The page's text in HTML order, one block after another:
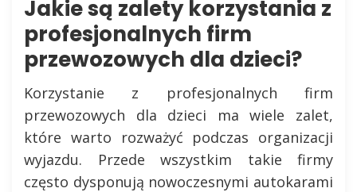
Jakie są zalety korzystania z
profesjonalnych firm
przewozowych dla dzieci?
Korzystanie z profesjonalnych firm
przewozowych dla dzieci ma wiele zalet,
które warto rozważyć podczas organizacji
wyjazdu. Przede wszystkim takie firmy
często dysponują nowoczesnymi autokarami